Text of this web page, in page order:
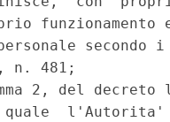
personale
n. 481;
2, del decreto
l'Autorita'